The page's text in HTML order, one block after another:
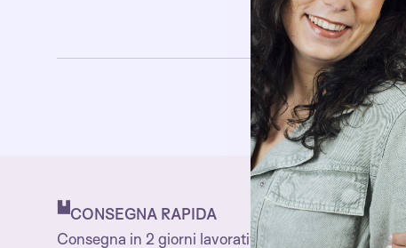
CONSEGNA RAPIDA
Consegna in 2 giorni lavorativi